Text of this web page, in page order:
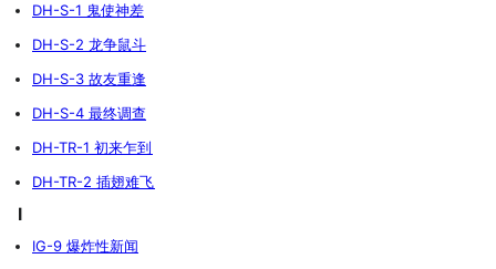
DH-S-1 鬼使神差
DH-S-2 龙争鼠斗
DH-S-3 故友重逢
DH-S-4 最终调查
DH-TR-1 初来乍到
DH-TR-2 插翅难飞
I
IG-9 爆炸性新闻